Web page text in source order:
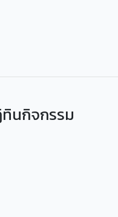
นกิจกรรม